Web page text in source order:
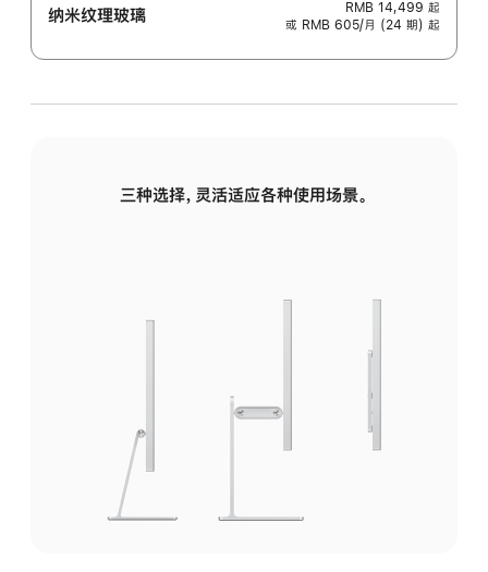
纳米纹理玻璃 RMB 14,499 起
或 RMB 605/月 (24 期) 起
三种选择，灵活适应各种使用场景。